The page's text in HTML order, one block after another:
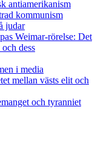
antiamerikanism
kommunism
judar
Weimar-rörelse: Det
dess
i media
mellan västs elit och
och tyranniet